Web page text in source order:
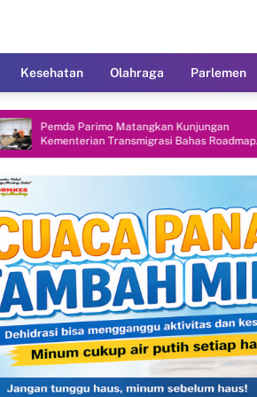
Kesehatan Olahraga Parlemen
Parimo Matangkan Kunjungan
Transmigrasi Bahas Roadmap